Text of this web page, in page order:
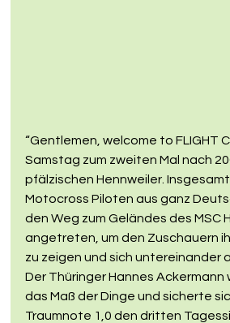
“Gentlemen, welcome to FLIGHT
Samstag zum zweiten Mal nach
pfälzischen Hennweiler.
Motocross Piloten aus ganz
den Weg zum Geländes des MSC
angetreten, um den Zuschauern
zu zeigen und sich untereinander
Der Thüringer Hannes Ackermann
das Maß der Dinge und sicherte
Traumnote 1,0 den dritten